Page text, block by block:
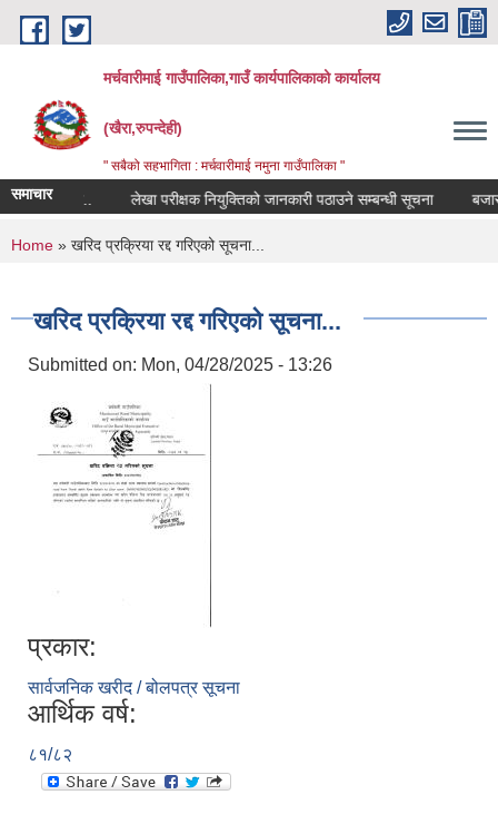
Skip to main content
मर्चवारीमाई गाउँपालिका,गाउँ कार्यपालिकाको कार्यालय
(खैरा,रुपन्देही)
" सबैको सहभागिता : मर्चवारीमाई नमुना गाउँपालिका "
समाचार
सूचना.. लेखा परीक्षक नियुक्तिको जानकारी पठाउने सम्बन्धी सूचना बजार
You are here
Home » खरिद प्रक्रिया रद्द गरिएको सूचना...
खरिद प्रक्रिया रद्द गरिएको सूचना...
Submitted on: Mon, 04/28/2025 - 13:26
प्रकार:
सार्वजनिक खरीद / बोलपत्र सूचना
आर्थिक वर्ष:
८१/८२